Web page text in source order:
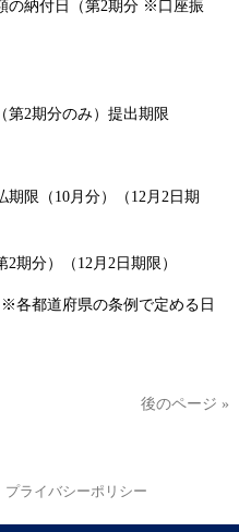
の納付日（第2期分 ※口座振
第2期分のみ）提出期限
限（10月分）（12月2日期
期分）（12月2日期限）
各都道府県の条例で定める日
後のページ »
プライバシーポリシー